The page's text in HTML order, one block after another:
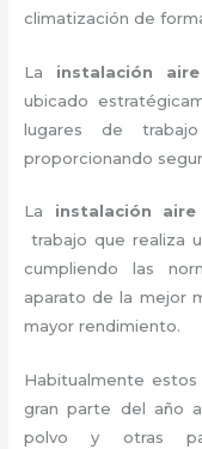
climatización de
La instalación
ubicado
lugares de
proporcionando
La instalación
trabajo que realiza
cumpliendo las
aparato de la mejor
mayor rendimiento.
Habitualmente
gran parte del año
polvo y otras